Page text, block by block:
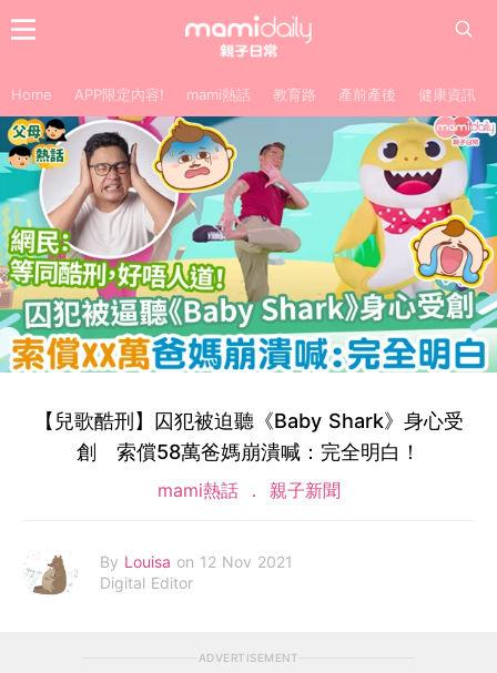
Home APP限定內容! mami熱話 教育路 產前產後 健康資訊
【兒歌酷刑】囚犯被迫聽《Baby Shark》身心受
創 索償58萬爸媽崩潰喊：完全明白！
mami熱話 親子新聞
By Louisa on 12 Nov 2021
Digital Editor
ADVERTISEMENT